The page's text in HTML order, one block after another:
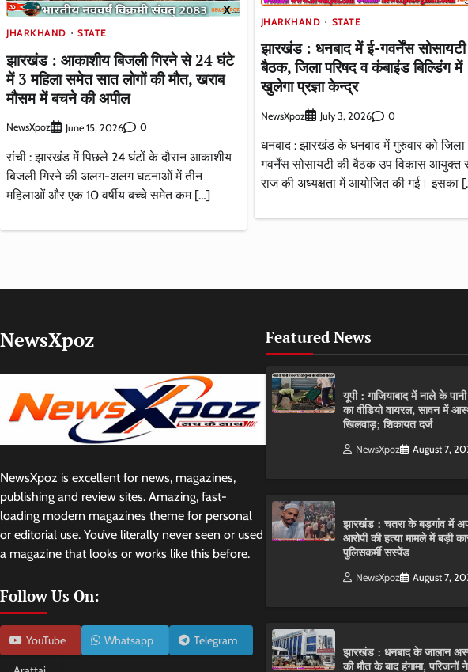
JHARKHAND STATE
झारखंड : आकाशीय बिजली गिरने से 24 घंटे
में 3 महिला समेत सात लोगों की मौत, खराब
मौसम में बचने की अपील
NewsXpoz June 15, 2026 0
रांची : झारखंड में पिछले 24 घंटों के दौरान आकाशीय
बिजली गिरने की अलग-अलग घटनाओं में तीन
महिलाओं और एक 10 वर्षीय बच्चे समेत कम […]
JHARKHAND STATE
झारखंड : धनबाद में ई-गवर्नेंस
बैठक, जिला परिषद व कंबाइंड बिल्डिंग में
खुलेगा प्रज्ञा केन्द्र
NewsXpoz July 3, 2026 0
धनबाद : झारखंड के धनबाद में गुरुवार को जिला
गवर्नेंस सोसायटी की बैठक उप विकास आयुक्त
राज की अध्यक्षता में आयोजित की गई। इसका
NewsXpoz
NewsXpoz is excellent for news, magazines,
publishing and review sites. Amazing, fast-
loading modern magazines theme for personal
or editorial use. You’ve literally never seen or used
a magazine that looks or works like this before.
Follow Us On:
YouTube Whatsapp Telegram
Featured News
यूपी : गाजियाबाद में नाले के
का वीडियो वायरल, सावन में
खिलवाड़; शिकायत दर्ज
NewsXpoz August 7,
झारखंड : चतरा के बड़गांव में
आरोपी की हत्या मामले में बड़ी
पुलिसकर्मी सस्पेंड
NewsXpoz August 7,
झारखंड : धनबाद के जालान
की मौत के बाद हंगामा, परिजनों